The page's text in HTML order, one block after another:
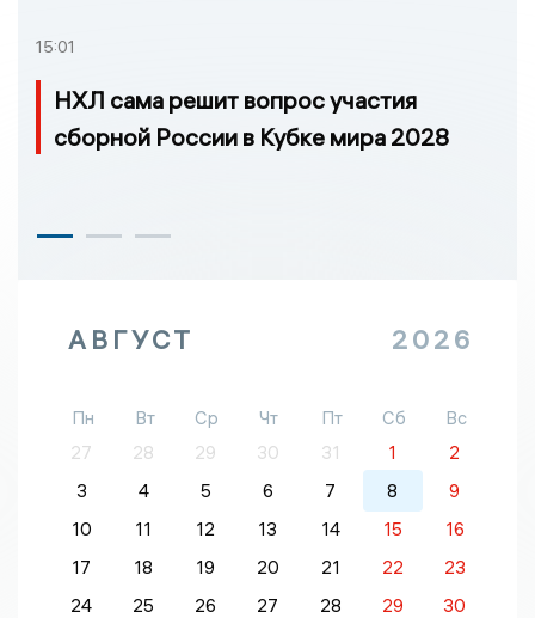
15:01
НХЛ сама решит вопрос участия
сборной России в Кубке мира 2028
АВГУСТ 2026
Пн Вт Ср Чт Пт Сб
Вс
27
28 29 30 31 1
2
3
4 5 6 7 8
9
10
11 12 13 14 15
16
17
18 19 20 21 22
23
24
25 26 27 28 29
30